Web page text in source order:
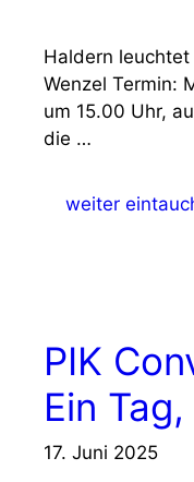
Haldern
Wenzel Termin:
um 15.00 Uhr,
die …
weiter
PIK
Ein
17. Juni 2025